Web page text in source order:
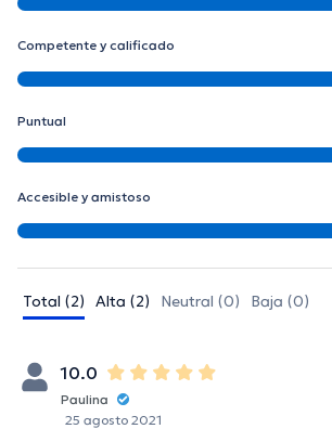
Competente y calificado
Puntual
Accesible y amistoso
Total (2) Alta (2) Neutral (0) Baja (0)
10.0
Paulina
25 agosto 2021